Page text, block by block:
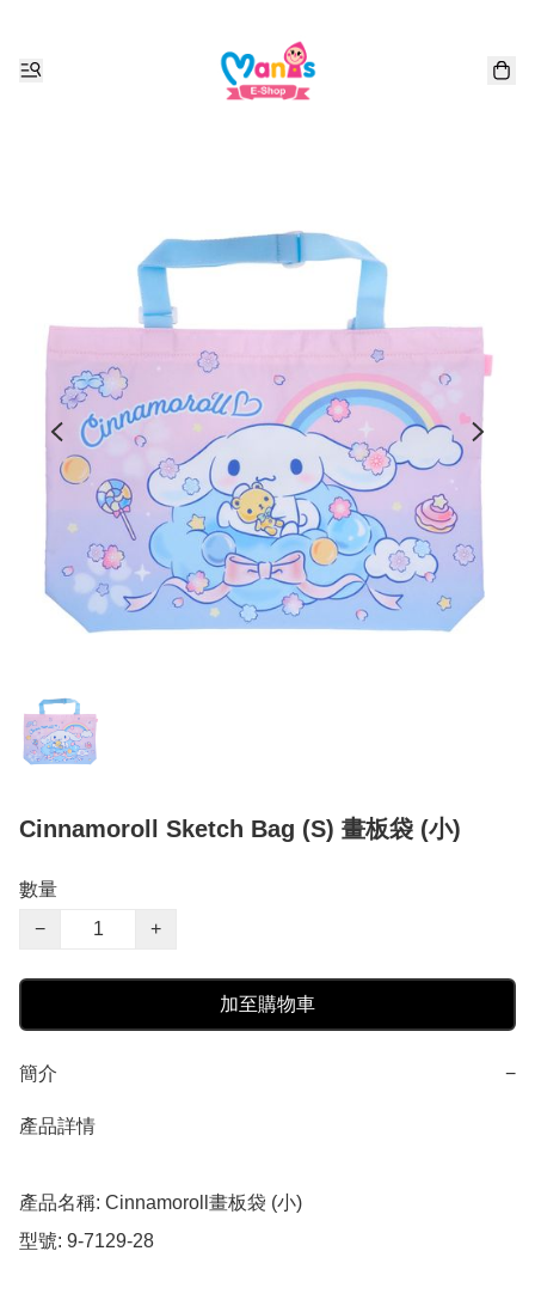
Cinnamoroll Sketch Bag (S) 畫板袋 (小)
數量
−
+
加至購物車
簡介 −
產品詳情
產品名稱: Cinnamoroll畫板袋 (小)
型號: 9-7129-28